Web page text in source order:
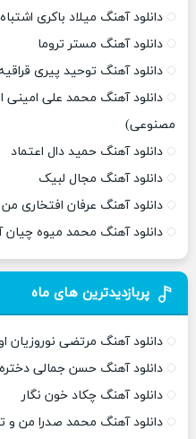
دانلود آهنگ میلاد باکری اشتباه
دانلود آهنگ مستر تروما
دانلود آهنگ توحید پیری
دانلود آهنگ محمد علی امینی
مصنوعی)
دانلود آهنگ حمید دال اعتماد
دانلود آهنگ مجال لبیک
دانلود آهنگ عرفان افتخاری
دانلود آهنگ محمد میوه چیان
پربازدیدترین های ماه
دانلود آهنگ مرتضی نوروزیان
دانلود آهنگ حسن جمالی
دانلود آهنگ چکاد خون نگار
دانلود آهنگ محمد صدرا من و